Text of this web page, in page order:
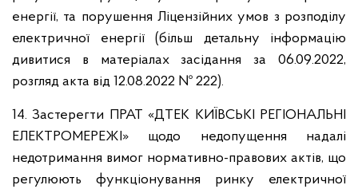
енергії, та порушення Ліцензійних умов з розподілу
електричної енергії (більш детальну інформацію
дивитися в матеріалах засідання за 06.09.2022,
розгляд акта від 12.08.2022 № 222).
14. Застерегти ПРАТ «ДТЕК КИЇВСЬКІ РЕГІОНАЛЬНІ
ЕЛЕКТРОМЕРЕЖІ» щодо недопущення надалі
недотримання вимог нормативно-правових актів, що
регулюють функціонування ринку електричної